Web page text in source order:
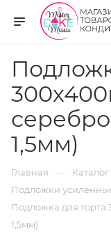
1,5мм)
Главная — Каталог
Подложки
Подложка для торта
1,5мм)